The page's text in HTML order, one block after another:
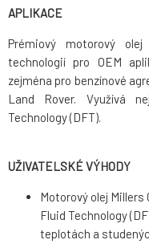
APLIKACE
Prémiový motorový
technologií pro OEM
zejména pro benzínové
Land Rover. Využívá
Technology (DFT).
UŽIVATELSKÉ VÝHODY
Motorový olej
Fluid Technology
teplotách a